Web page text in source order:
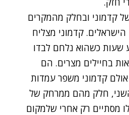
קדמוני ובחלק מהמקרים
קדמוני מצליח
שעות כשהוא נלחם לבדו
בחיילים מצרים. הם
קדמוני משפר עמדות
חלק מהם ממרחק של
מסתיים רק אחרי שלמקום